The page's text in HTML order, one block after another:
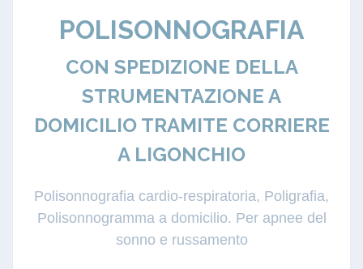
POLISONNOGRAFIA
CON SPEDIZIONE DELLA
STRUMENTAZIONE A
DOMICILIO TRAMITE CORRIERE
A LIGONCHIO
Polisonnografia cardio-respiratoria, Poligrafia,
Polisonnogramma a domicilio. Per apnee del
sonno e russamento